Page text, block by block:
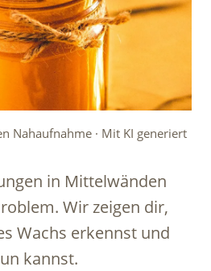
Nahaufnahme · Mit KI generiert
in Mittelwänden
Wir zeigen dir,
Wachs erkennst und
kannst.